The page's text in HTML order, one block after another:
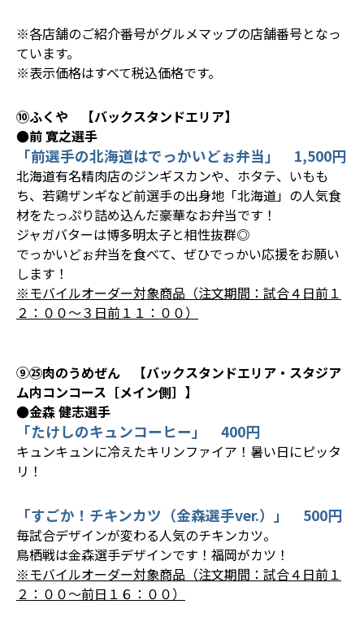
※各店舗のご紹介番号がグルメマップの店舗番号となっ
ています。
※表示価格はすべて税込価格です。
⑩ふくや 【バックスタンドエリア】
●前 寛之選手
「前選手の北海道はでっかいどぉ弁当」 1,500円
北海道有名精肉店のジンギスカンや、ホタテ、いもも
ち、若鶏ザンギなど前選手の出身地「北海道」の人気食
材をたっぷり詰め込んだ豪華なお弁当です！
ジャガバターは博多明太子と相性抜群◎
でっかいどぉ弁当を食べて、ぜひでっかい応援をお願い
します！
※モバイルオーダー対象商品（注文期間：試合４日前１
２：００～３日前１１：００）
⑨㉕肉のうめぜん 【バックスタンドエリア・スタジア
ム内コンコース［メイン側］】
●金森 健志選手
「たけしのキュンコーヒー」 400円
キュンキュンに冷えたキリンファイア！暑い日にピッタ
リ！
「すごか！チキンカツ（金森選手ver.）」 500円
毎試合デザインが変わる人気のチキンカツ。
鳥栖戦は金森選手デザインです！福岡がカツ！
※モバイルオーダー対象商品（注文期間：試合４日前１
２：００～前日１６：００）